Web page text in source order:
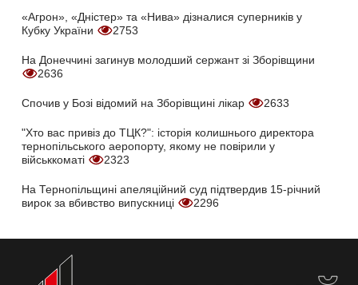
«Агрон», «Дністер» та «Нива» дізналися суперників у
Кубку України
2753
На Донеччині загинув молодший сержант зі Зборівщини
2636
Спочив у Бозі відомий на Зборівщині лікар 2633
"Хто вас привіз до ТЦК?": історія колишнього директора
тернопільського аеропорту, якому не повірили у
військкоматі
2323
На Тернопільщині апеляційний суд підтвердив 15-річний
вирок за вбивство випускниці
2296